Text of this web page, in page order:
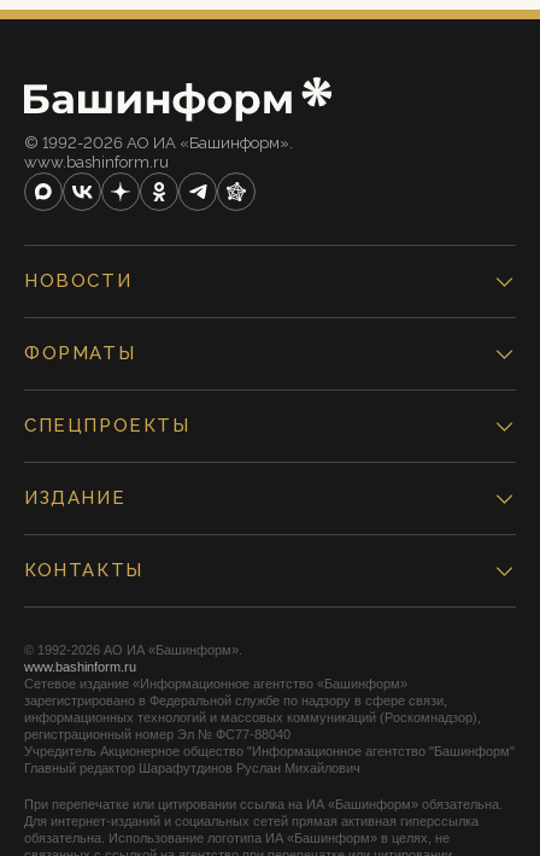
© 1992-2026 АО ИА «Башинформ».
www.bashinform.ru
НОВОСТИ
ФОРМАТЫ
СПЕЦПРОЕКТЫ
ИЗДАНИЕ
КОНТАКТЫ
© 1992-2026 АО ИА «Башинформ».
www.bashinform.ru
Сетевое издание «Информационное агентство «Башинформ»
зарегистрировано в Федеральной службе по надзору в сфере связи,
информационных технологий и массовых коммуникаций (Роскомнадзор),
регистрационный номер Эл № ФС77-88040
Учредитель Акционерное общество "Информационное агентство "Башинформ"
Главный редактор Шарафутдинов Руслан Михайлович
При перепечатке или цитировании ссылка на ИА «Башинформ» обязательна.
Для интернет-изданий и социальных сетей прямая активная гиперссылка
обязательна. Использование логотипа ИА «Башинформ» в целях, не